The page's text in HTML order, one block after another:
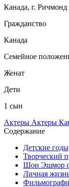
Канада, г. Ричмонд
Гражданство
Канада
Семейное
Женат
Дети
1 сын
Актеры Актеры
Содержание
Детские
Творческий
Шон Эшмор
Личная